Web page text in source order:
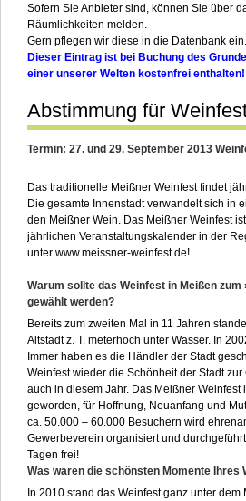
Sofern Sie Anbieter sind, können Sie über
Räumlichkeiten melden.
Gern pflegen wir diese in die Datenbank ein.
Dieser Eintrag ist bei Buchung des
einer unserer Welten kostenfrei enthalten!
Abstimmung für
Termin: 27. und 29. September 2013
Das traditionelle Meißner Weinfest findet
Die gesamte Innenstadt verwandelt sich in
den Meißner Wein. Das Meißner Weinfest
jährlichen Veranstaltungskalender in der
unter www.meissner-weinfest.de!
Warum sollte das Weinfest in Meißen
gewählt werden?
Bereits zum zweiten Mal in 11 Jahren
Altstadt z. T. meterhoch unter Wasser. In
Immer haben es die Händler der Stadt
Weinfest wieder die Schönheit der Stadt
auch in diesem Jahr. Das Meißner Weinfest
geworden, für Hoffnung, Neuanfang und
ca. 50.000 – 60.000 Besuchern wird
Gewerbeverein organisiert und
Tagen frei!
Was waren die schönsten Momente Ihres
In 2010 stand das Weinfest ganz unter